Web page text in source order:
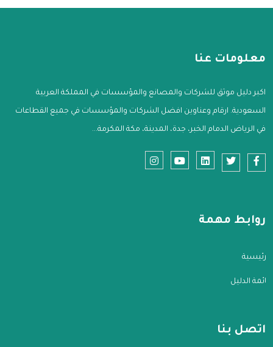
معلومات عنا
اكبر دليل موثق للشركات والمصانع والمؤسسات في المملكة العربية
السعودية. ارقام وعناوين افضل الشركات والمؤسسات في جميع القطاعات
في الرياض الدمام الخبر، جدة، المدينة، مكة المكرمة...
روابط مهمة
الرئيسية
قائمة الدليل
اتصل بنا